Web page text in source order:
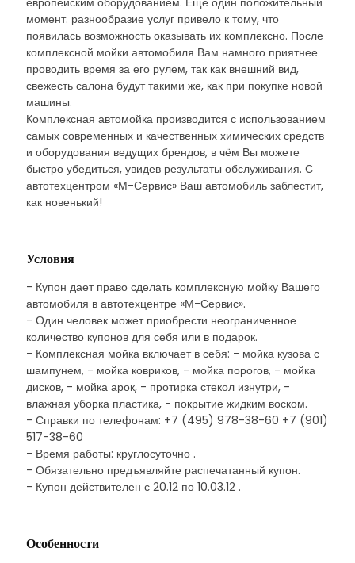
момент: разнообразие услуг привело к тому, что
появилась возможность оказывать их комплексно. После
комплексной мойки автомобиля Вам намного приятнее
проводить время за его рулем, так как внешний вид,
свежесть салона будут такими же, как при покупке новой
машины.
Комплексная автомойка производится с использованием
самых современных и качественных химических средств
и оборудования ведущих брендов, в чём Вы можете
быстро убедиться, увидев результаты обслуживания. С
автотехцентром «М-Сервис» Ваш автомобиль заблестит,
как новенький!
Условия
- Купон дает право сделать комплексную мойку Вашего
автомобиля в автотехцентре «М-Сервис».
- Один человек может приобрести неограниченное
количество купонов для себя или в подарок.
- Комплексная мойка включает в себя: - мойка кузова с
шампунем, - мойка ковриков, - мойка порогов, - мойка
дисков, - мойка арок, - протирка стекол изнутри, -
влажная уборка пластика, - покрытие жидким воском.
- Справки по телефонам: +7 (495) 978-38-60 +7 (901)
517-38-60
- Время работы: круглосуточно .
- Обязательно предъявляйте распечатанный купон.
- Купон действителен с 20.12 по 10.03.12 .
Особенности